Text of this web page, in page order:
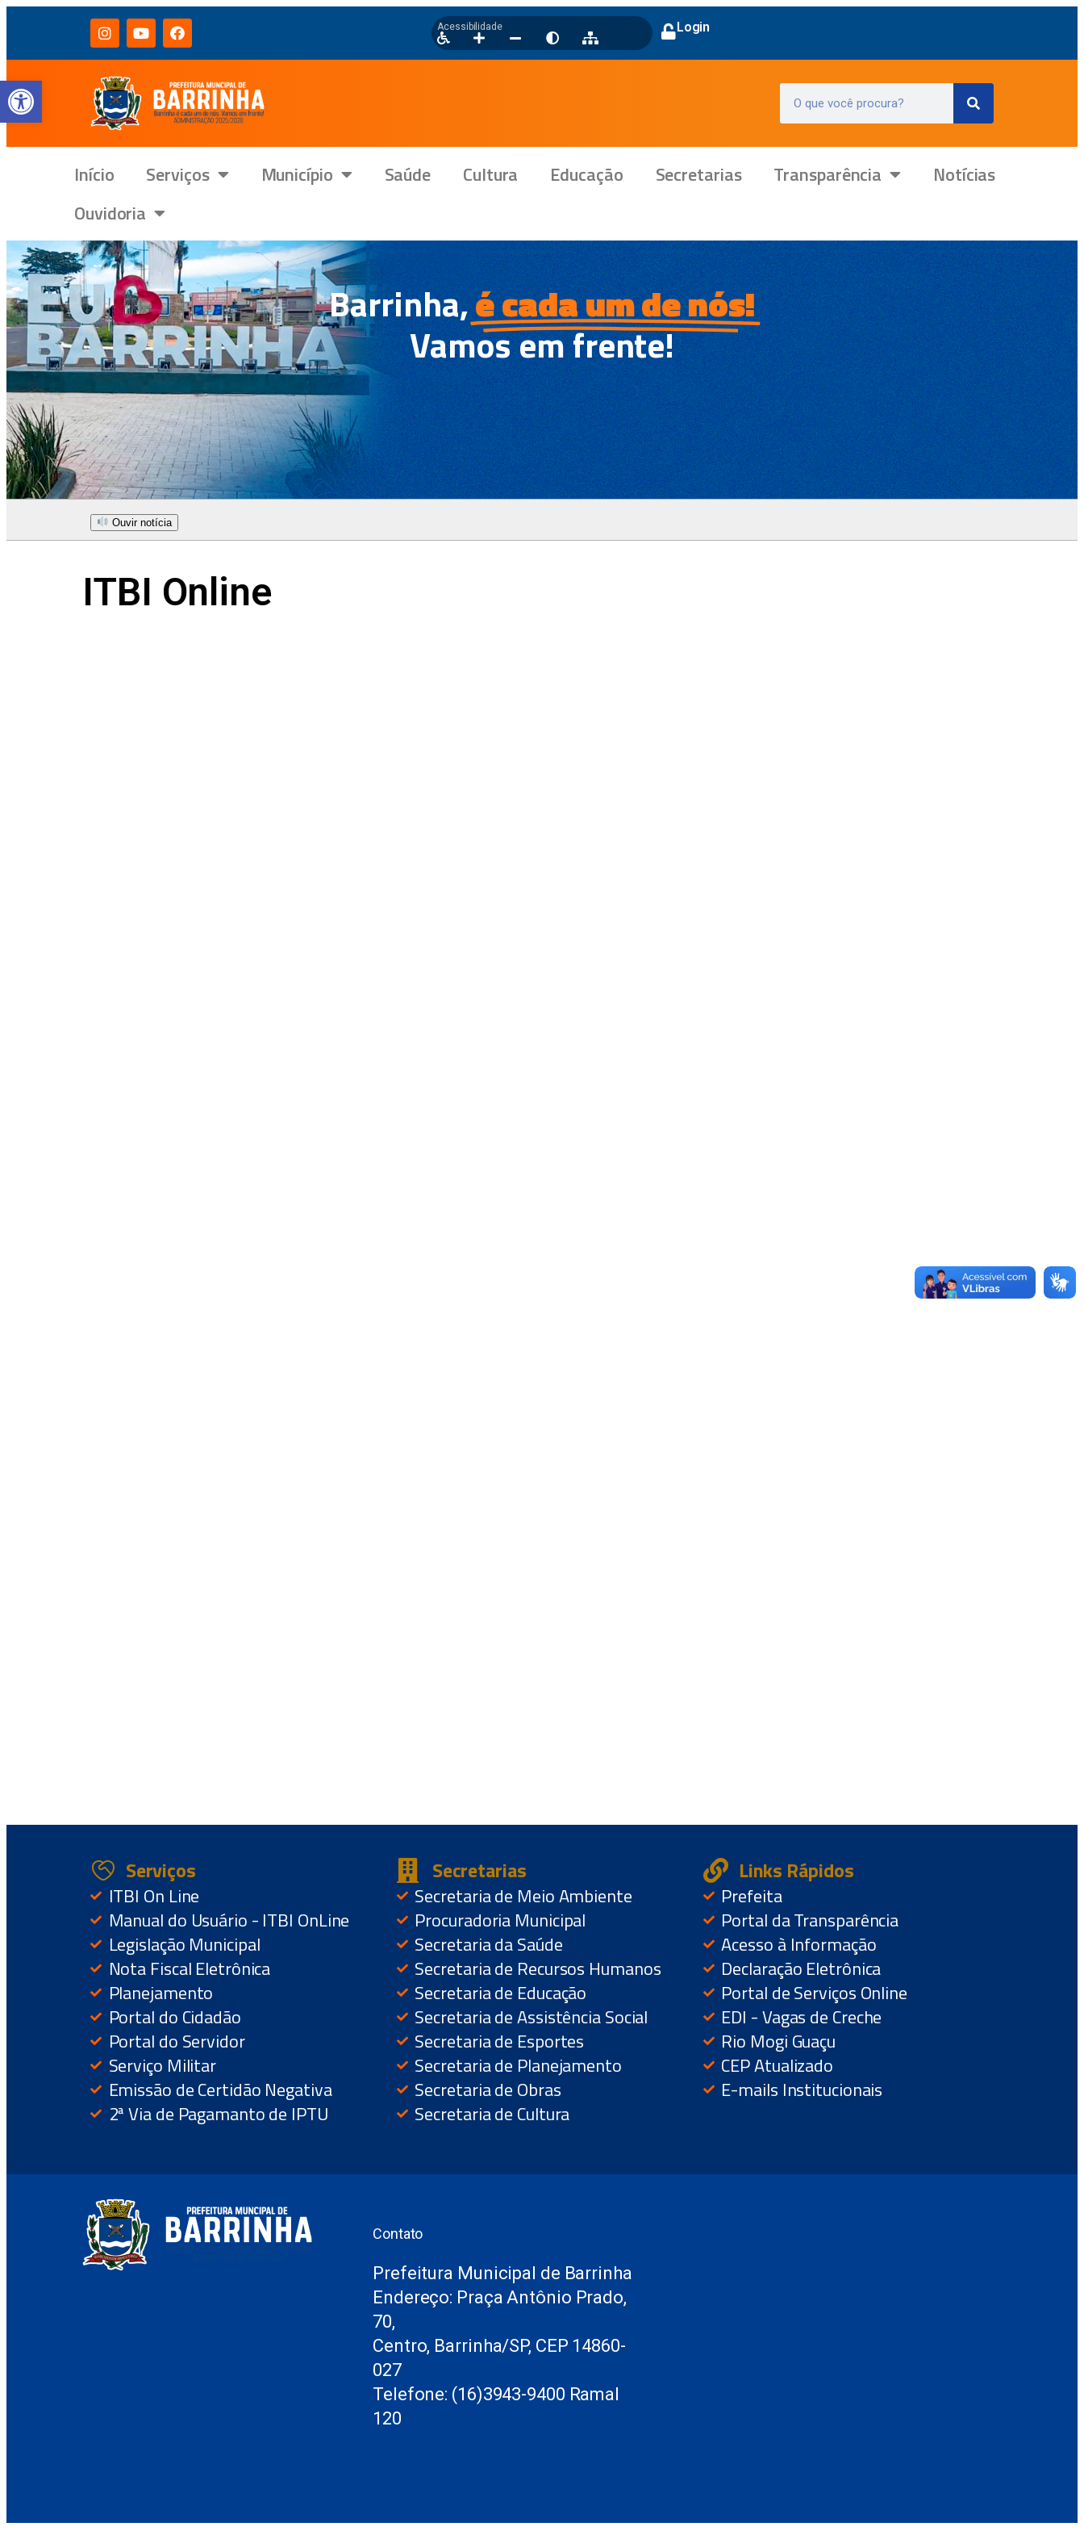
Barra de Ferramentas Aberta
Acessibilidade Login
Início Serviços Município Saúde Cultura Educação Secretarias Transparência
Notícias
Ouvidoria
Barrinha,é cada um de nós!
Vamos em frente!
Ouvir notícia
ITBI Online
Serviços
ITBI On Line
Manual do Usuário - ITBI OnLine
Legislação Municipal
Nota Fiscal Eletrônica
Planejamento
Portal do Cidadão
Portal do Servidor
Serviço Militar
Emissão de Certidão Negativa
2ª Via de Pagamanto de IPTU
Secretarias
Secretaria de Meio Ambiente
Procuradoria Municipal
Secretaria da Saúde
Secretaria de Recursos Humanos
Secretaria de Educação
Secretaria de Assistência Social
Secretaria de Esportes
Secretaria de Planejamento
Secretaria de Obras
Secretaria de Cultura
Links Rápidos
Prefeita
Portal da Transparência
Acesso à Informação
Declaração Eletrônica
Portal de Serviços Online
EDI - Vagas de Creche
Rio Mogi Guaçu
CEP Atualizado
E-mails Institucionais
Contato
Prefeitura Municipal de Barrinha
Endereço: Praça Antônio Prado,
70,
Centro, Barrinha/SP, CEP 14860-
027
Telefone: (16)3943-9400 Ramal
120